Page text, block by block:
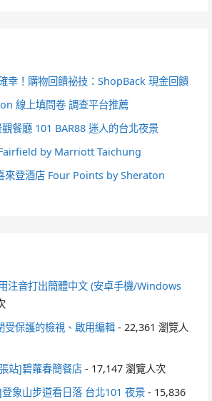
幸！購物回饋祕技：ShopBack 現金回饋
線上填問卷 調查平台推薦
餐廳 101 BAR88 迷人的台北夜景
by Marriott Taichung
來登酒店 Four Points by Sheraton
音打出簡體中文 (安卓手機/Windows
保護的檢視、啟用編輯 - 22,361 瀏覽人
站]碧蘿春簡餐店 - 17,147 瀏覽人次
象山步道看日落 台北101 夜景 - 15,836